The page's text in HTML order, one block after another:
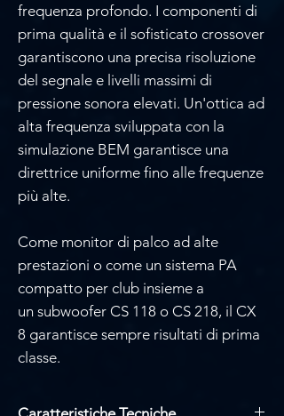
frequenza profondo. I componenti di
prima qualità e il sofisticato crossover
garantiscono una precisa risoluzione
del segnale e livelli massimi di
pressione sonora elevati. Un'ottica ad
alta frequenza sviluppata con la
simulazione BEM garantisce una
direttrice uniforme fino alle frequenze
più alte.
Come monitor di palco ad alte
prestazioni o come un sistema PA
compatto per club insieme a
un subwoofer CS 118 o CS 218, il CX
8 garantisce sempre risultati di prima
classe.